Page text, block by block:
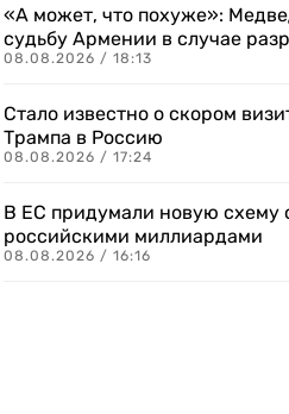
«А может, что похуже»:
судьбу Армении в случае
08.08.2026 / 18:13
Стало известно о скором
Трампа в Россию
08.08.2026 / 17:24
В ЕС придумали новую схему
российскими миллиардами
08.08.2026 / 16:16